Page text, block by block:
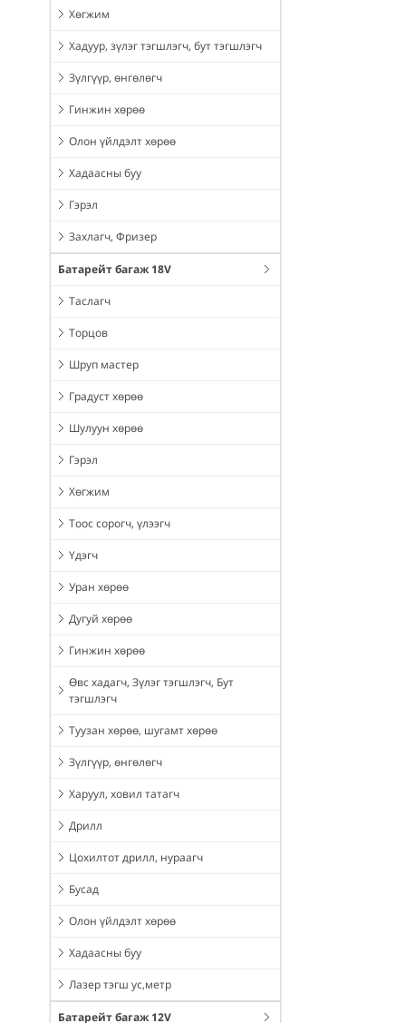
Хөгжим
Хадуур, зүлэг тэгшлэгч, бут тэгшлэгч
Зүлгүүр, өнгөлөгч
Гинжин хөрөө
Олон үйлдэлт хөрөө
Хадаасны буу
Гэрэл
Захлагч, Фризер
Батарейт багаж 18V
Таслагч
Торцов
Шруп мастер
Градуст хөрөө
Шулуун хөрөө
Гэрэл
Хөгжим
Тоос сорогч, үлээгч
Үдэгч
Уран хөрөө
Дугуй хөрөө
Гинжин хөрөө
Өвс хадагч, Зүлэг тэгшлэгч, Бут
тэгшлэгч
Туузан хөрөө, шугамт хөрөө
Зүлгүүр, өнгөлөгч
Харуул, ховил татагч
Дрилл
Цохилтот дрилл, нураагч
Бусад
Олон үйлдэлт хөрөө
Хадаасны буу
Лазер тэгш ус,метр
Батарейт багаж 12V